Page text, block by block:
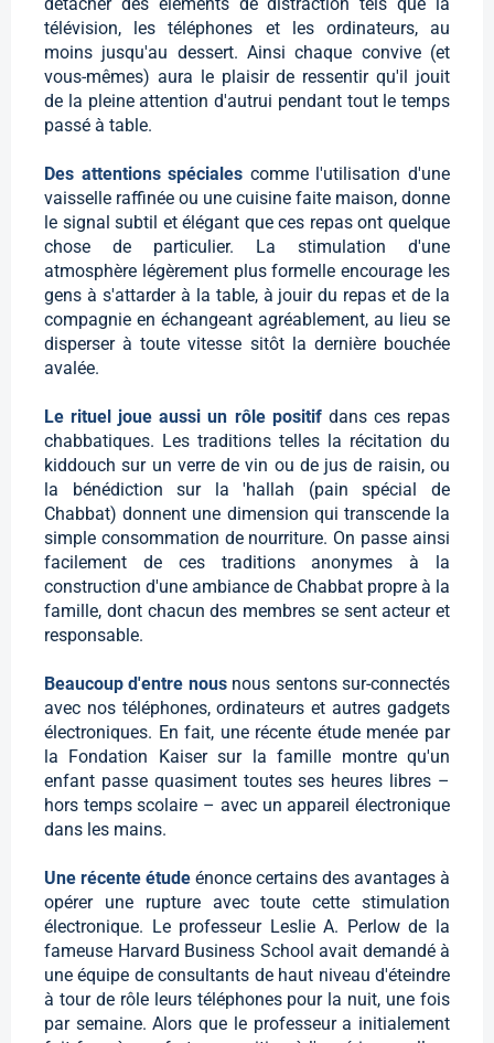
télévision, les téléphones et les ordinateurs, au
moins jusqu'au dessert. Ainsi chaque convive (et
vous-mêmes) aura le plaisir de ressentir qu'il jouit
de la pleine attention d'autrui pendant tout le temps
passé à table.
Des attentions spéciales comme l'utilisation d'une
vaisselle raffinée ou une cuisine faite maison, donne
le signal subtil et élégant que ces repas ont quelque
chose de particulier. La stimulation d'une
atmosphère légèrement plus formelle encourage les
gens à s'attarder à la table, à jouir du repas et de la
compagnie en échangeant agréablement, au lieu se
disperser à toute vitesse sitôt la dernière bouchée
avalée.
Le rituel joue aussi un rôle positif dans ces repas
chabbatiques. Les traditions telles la récitation du
kiddouch sur un verre de vin ou de jus de raisin, ou
la bénédiction sur la 'hallah (pain spécial de
Chabbat) donnent une dimension qui transcende la
simple consommation de nourriture. On passe ainsi
facilement de ces traditions anonymes à la
construction d'une ambiance de Chabbat propre à la
famille, dont chacun des membres se sent acteur et
responsable.
Beaucoup d'entre nous nous sentons sur-connectés
avec nos téléphones, ordinateurs et autres gadgets
électroniques. En fait, une récente étude menée par
la Fondation Kaiser sur la famille montre qu'un
enfant passe quasiment toutes ses heures libres –
hors temps scolaire – avec un appareil électronique
dans les mains.
Une récente étude énonce certains des avantages à
opérer une rupture avec toute cette stimulation
électronique. Le professeur Leslie A. Perlow de la
fameuse Harvard Business School avait demandé à
une équipe de consultants de haut niveau d'éteindre
à tour de rôle leurs téléphones pour la nuit, une fois
par semaine. Alors que le professeur a initialement